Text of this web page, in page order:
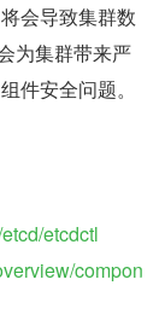
会导致集群数
为集群带来严
件安全问题。
etcdctl
compon